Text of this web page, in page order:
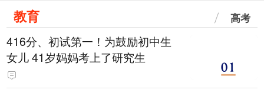
教育 高考
416分、初试第一！为鼓励初中生
女儿 41岁妈妈考上了研究生